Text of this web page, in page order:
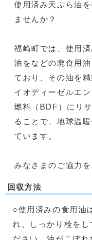
使用済み天ぷら油
ませんか？
福崎町では、使用済
油をなどの廃食用油
ており、その油を
イオディーゼルエ
燃料（BDF）にリ
ることで、地球温
ています。
みなさまのご協力を
回収方法
○使用済みの食用油
れ、しっかり栓をし